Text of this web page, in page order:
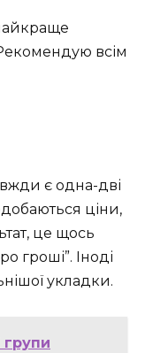
всім
є одна-дві
ціни,
це щось
гроші”. Іноді
укладки.
групи